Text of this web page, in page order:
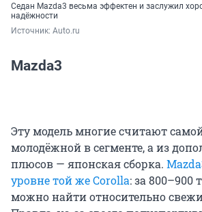
Седан Mazda3 весьма эффектен и заслужил
надёжности
Источник: Auto.ru
Mazda3
Эту модель многие считают
молодёжной в сегменте, а из
плюсов — японская сборка.
уровне той же Corolla: за 800–900
можно найти относительно